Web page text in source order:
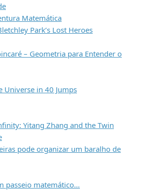
Matemática
Park’s Lost Heroes
– Geometria para Entender o
Universe in 40 Jumps
Yitang Zhang and the Twin
pode organizar um baralho de
passeio matemático…